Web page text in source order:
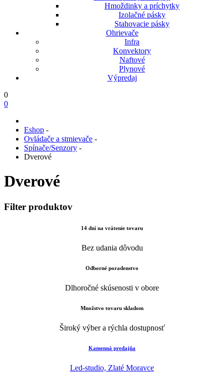
Hmoždinky a príchytky
Izolačné pásky
Stahovacie pásky
Ohrievače
Infra
Konvektory
Naftové
Plynové
Výpredaj
0
0
Eshop -
Ovládače a stmievače -
Spínače/Senzory -
Dverové
Dverové
Filter produktov
14 dní na vrátenie tovaru
Bez udania dôvodu
Odborné poradenstvo
Dlhoročné skúsenosti v obore
Množstvo tovaru skladom
Široký výber a rýchla dostupnosť
Kamenná predajňa
Led-studio, Zlaté Moravce